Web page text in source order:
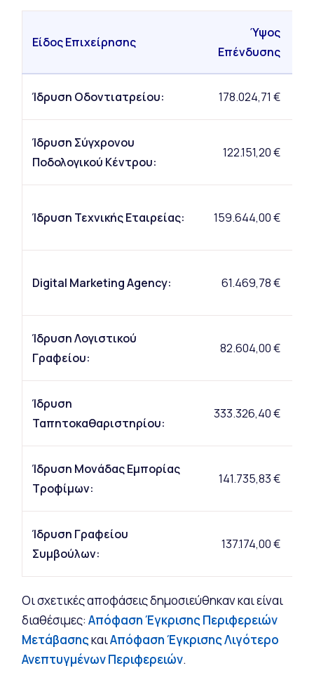
Είδος Επιχείρησης
Ύψος
Επένδυσης
Ίδρυση Οδοντιατρείου: 178.024,71 €
Ίδρυση Σύγχρονου
Ποδολογικού Κέντρου:
122.151,20 €
Ίδρυση Τεχνικής Εταιρείας: 159.644,00 €
Digital Marketing Agency: 61.469,78 €
Ίδρυση Λογιστικού
Γραφείου:
82.604,00 €
Ίδρυση
Ταπητοκαθαριστηρίου:
333.326,40 €
Ίδρυση Μονάδας Εμπορίας
Τροφίμων:
141.735,83 €
Ίδρυση Γραφείου
Συμβούλων:
137.174,00 €
Οι σχετικές αποφάσεις δημοσιεύθηκαν και είναι
διαθέσιμες: Απόφαση Έγκρισης Περιφερειών
ΜετάβασηςκαιΑπόφαση Έγκρισης Λιγότερο
Ανεπτυγμένων Περιφερειών.